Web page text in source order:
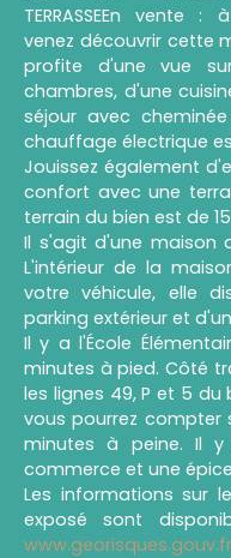
TERRASSEEn vente
venez découvrir cette
profite d'une vue
chambres, d'une
séjour avec
chauffage électrique
Jouissez également
confort avec une
terrain du bien est de
Il s'agit d'une maison
L'intérieur de la
votre véhicule, elle
parking extérieur et
Il y a l'École
minutes à pied. Côté
les lignes 49, P et 5 du
vous pourrez compter
minutes à peine. Il
commerce et une
Les informations sur
exposé sont
www.georisques.gouv.fr